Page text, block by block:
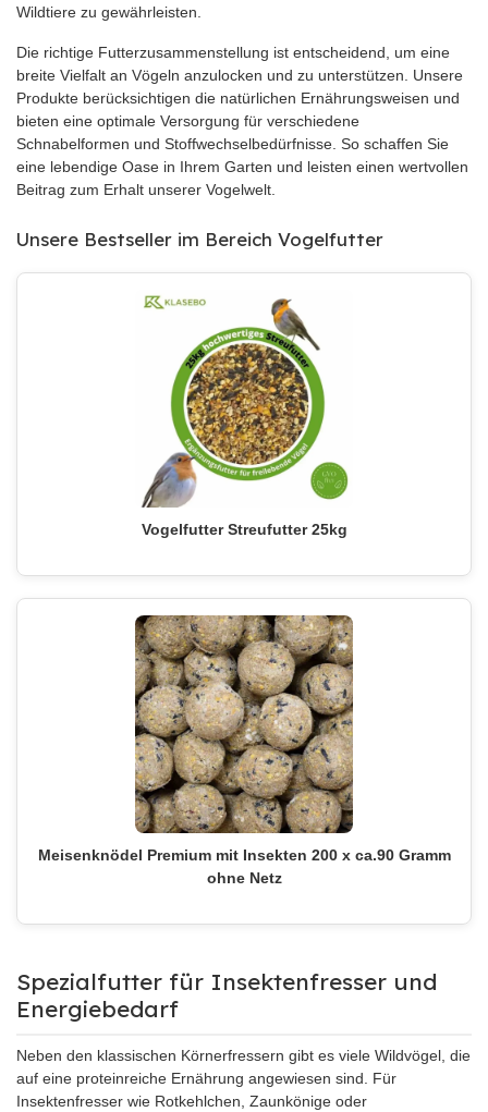
Wildtiere zu gewährleisten.
Die richtige Futterzusammenstellung ist entscheidend, um eine
breite Vielfalt an Vögeln anzulocken und zu unterstützen. Unsere
Produkte berücksichtigen die natürlichen Ernährungsweisen und
bieten eine optimale Versorgung für verschiedene
Schnabelformen und Stoffwechselbedürfnisse. So schaffen Sie
eine lebendige Oase in Ihrem Garten und leisten einen wertvollen
Beitrag zum Erhalt unserer Vogelwelt.
Unsere Bestseller im Bereich Vogelfutter
Vogelfutter Streufutter 25kg
Meisenknödel Premium mit Insekten 200 x ca.90 Gramm
ohne Netz
Spezialfutter für Insektenfresser und
Energiebedarf
Neben den klassischen Körnerfressern gibt es viele Wildvögel, die
auf eine proteinreiche Ernährung angewiesen sind. Für
Insektenfresser wie Rotkehlchen, Zaunkönige oder